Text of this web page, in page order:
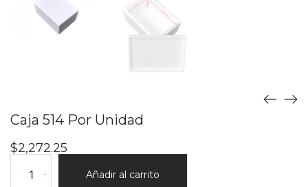
Caja 514 Por Unidad
$2,272.25
-
514
+ Añadir al carrito